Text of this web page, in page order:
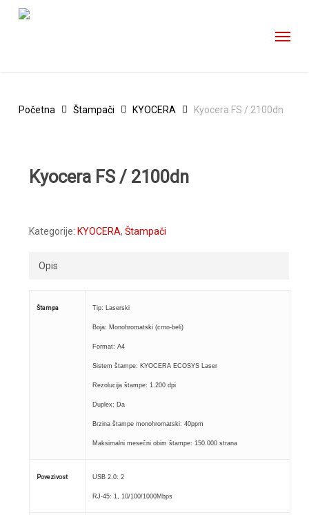
Početna Štampači KYOCERA Kyocera FS / 2100dn
Kyocera FS / 2100dn
Kategorije: KYOCERA, Štampači
Opis
Štampa Tip: Laserski
Boja: Monohromatski (crno-beli)
Format: A4
Sistem štampe: KYOCERA ECOSYS Laser
Rezolucija štampe: 1.200 dpi
Duplex: Da
Brzina štampe monohromatski: 40ppm
Maksimalni mesečni obim štampe: 150.000 strana
Povezivost USB 2.0: 2
RJ-45: 1, 10/100/1000Mbps